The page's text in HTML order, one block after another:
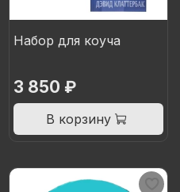
Набор для коуча
3 850 ₽
В корзину